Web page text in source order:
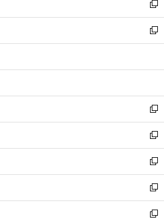
く
で
開
く
ド
ウ
で
開
ィ
ン
ド
ウ
開
い
ウ
ィ
ン
ウ
開
く
新
し
い
ウ
ン
ウ
で
開
く
新
し
ウ
ン
ド
ウ
で
開
く
新
し
い
ウ
ィ
ン
ド
ウ
で
新
し
い
ウ
ィ
ン
ド
新
し
い
ウ
ィ
新
し
い
新